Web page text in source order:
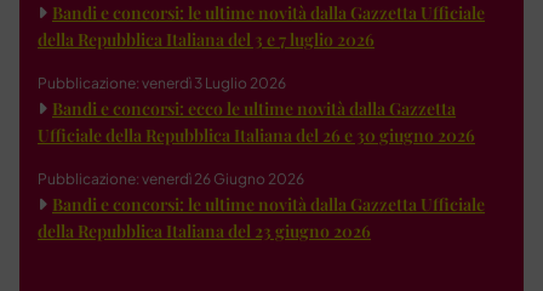
Bandi e concorsi: le ultime novità dalla Gazzetta Ufficiale
della Repubblica Italiana del 3 e 7 luglio 2026
Pubblicazione: venerdì 3 Luglio 2026
Bandi e concorsi: ecco le ultime novità dalla Gazzetta
Ufficiale della Repubblica Italiana del 26 e 30 giugno 2026
Pubblicazione: venerdì 26 Giugno 2026
Bandi e concorsi: le ultime novità dalla Gazzetta Ufficiale
della Repubblica Italiana del 23 giugno 2026